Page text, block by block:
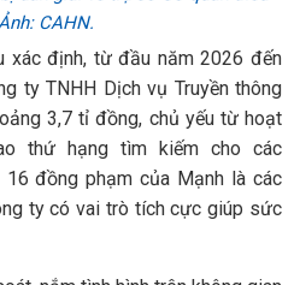
CAHN.
xác định, từ đầu năm 2026 đến
ty TNHH Dịch vụ Truyền thông
3,7 tỉ đồng, chủ yếu từ hoạt
thứ hạng tìm kiếm cho các
đồng phạm của Mạnh là các
ty có vai trò tích cực giúp sức